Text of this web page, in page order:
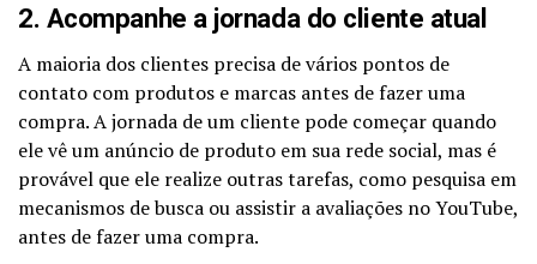
2. Acompanhe a jornada do cliente atual
A maioria dos clientes precisa de vários pontos de
contato com produtos e marcas antes de fazer uma
compra. A jornada de um cliente pode começar quando
ele vê um anúncio de produto em sua rede social, mas é
provável que ele realize outras tarefas, como pesquisa em
mecanismos de busca ou assistir a avaliações no YouTube,
antes de fazer uma compra.